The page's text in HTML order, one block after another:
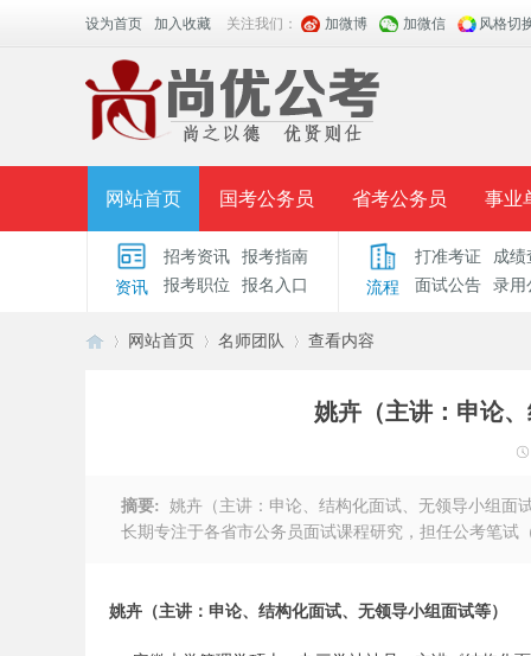
设为首页 加入收藏 关注我们： 加微博 加微信 风格切
网站首页 国考公务员 省考公务员 事业
面授课程 招考公告 面试公告 报考指导
时政热点 视频课堂 名师团队
资讯
招考资讯
报考指南
报考职位
报名入口 流程
打准考证
成绩
面试公告
录用
网站首页 名师团队 查看内容
姚卉（主讲：申论
摘要: 姚卉（主讲：申论、结构化面试、无领导小组面
长期专注于各省市公务员面试课程研究，担任公考笔试
姚卉（主讲：申论、结构化面试、无领导小组面试等）